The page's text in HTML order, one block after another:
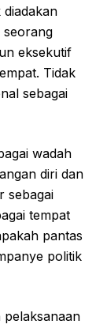
seorang
eksekutif
Tidak
sebagai
wadah
diri dan
sebagai
tempat
pantas
politik